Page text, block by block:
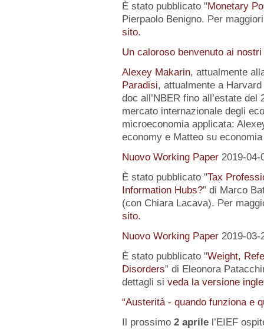
È stato pubblicato "Monetary
Pierpaolo Benigno. Per
sito.
Un caloroso benvenuto ai
Alexey Makarin, attualmente
Paradisi, attualmente a
doc all’NBER fino all’estate
mercato internazionale degli
microeconomia applicata:
economy e Matteo su
Nuovo Working Paper 2019-04-
È stato pubblicato "Tax
Information Hubs?” di Marco
(con Chiara Lacava). Per
sito.
Nuovo Working Paper 2019-03-
È stato pubblicato "Weight,
Disorders” di Eleonora
dettagli si veda la versione
“Austerità - quando funziona e
Il prossimo 2 aprilel’EIEF